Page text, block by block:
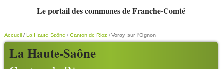
Le portail des communes de Franche-Comté
La Haute-Saône
Accueil/ La Haute-Saône/ Canton de Rioz / Voray-sur-l'Ognon